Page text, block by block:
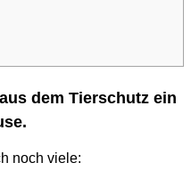
dem Tierschutz ein
noch viele: